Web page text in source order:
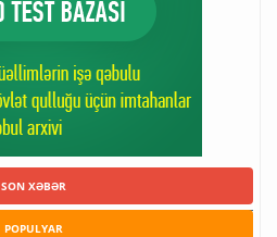
SON XƏBƏR
POPULYAR